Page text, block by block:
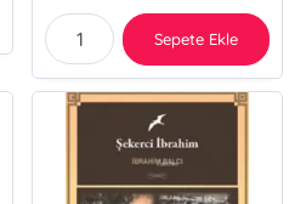
Sepete Ekle